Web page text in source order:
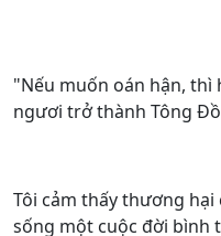
"Nếu muốn oán hận, thì
ngươi trở thành Tông
Tôi cảm thấy thương
sống một cuộc đời bình